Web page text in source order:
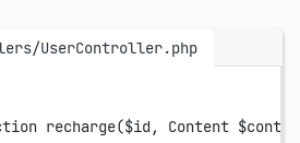
UserController.php
recharge($id, Content